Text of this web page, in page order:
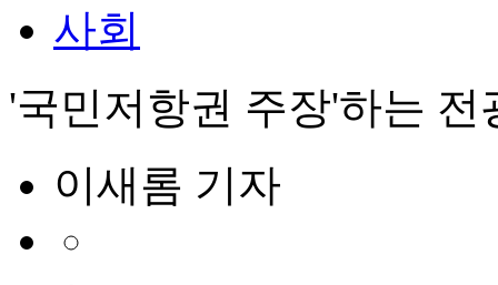
사회
'국민저항권 주장'하는 전
이새롬 기자